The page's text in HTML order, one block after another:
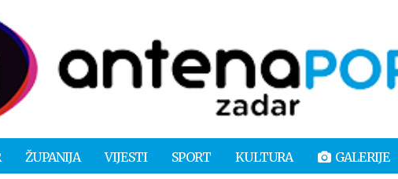
ŽUPANIJA VIJESTI SPORT KULTURA GALERIJE